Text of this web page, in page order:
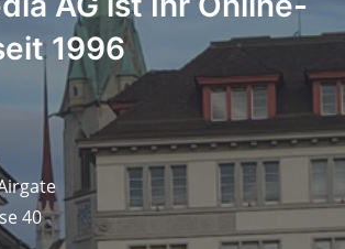
1996
40